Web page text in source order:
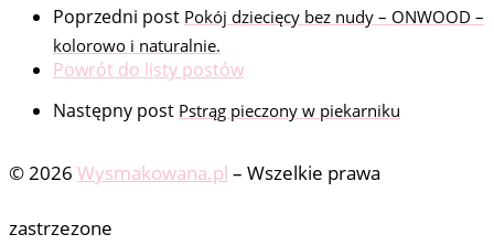
Poprzedni post Pokój dziecięcy bez nudy – ONWOOD –
kolorowo i naturalnie.
Powrót do listy postów
Następny post Pstrąg pieczony w piekarniku
© 2026 Wysmakowana.pl – Wszelkie prawa
zastrzezone